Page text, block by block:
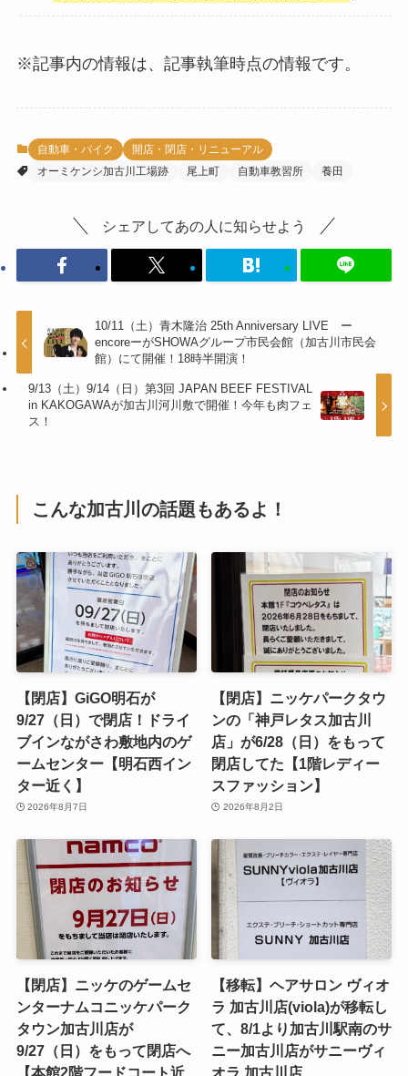
※記事内の情報は、記事執筆時点の情報です。
自動車・バイク
開店・閉店・リニューアル
オーミケンシ加古川工場跡
尾上町 自動車教習所 養田
シェアしてあの人に知らせよう
10/11（土）青木隆治 25th Anniversary LIVE ー
encoreーがSHOWAグループ市民会館（加古川市民会
館）にて開催！18時半開演！
9/13（土）9/14（日）第3回 JAPAN BEEF FESTIVAL
in KAKOGAWAが加古川河川敷で開催！今年も肉フェ
ス！
こんな加古川の話題もあるよ！
【閉店】GiGO明石が
9/27（日）で閉店！ドライ
ブインながさわ敷地内のゲ
ームセンター【明石西イン
ター近く】
2026年8月7日
【閉店】ニッケパークタウ
ンの「神戸レタス加古川
店」が6/28（日）をもって
閉店してた【1階レディー
スファッション】
2026年8月2日
【閉店】ニッケのゲームセ
ンターナムコニッケパーク
タウン加古川店が
9/27（日）をもって閉店へ
【本館2階フードコート近
【移転】ヘアサロン ヴィオ
ラ 加古川店(viola)が移転し
て、8/1より加古川駅南のサ
ニー加古川店がサニーヴィ
オラ 加古川店